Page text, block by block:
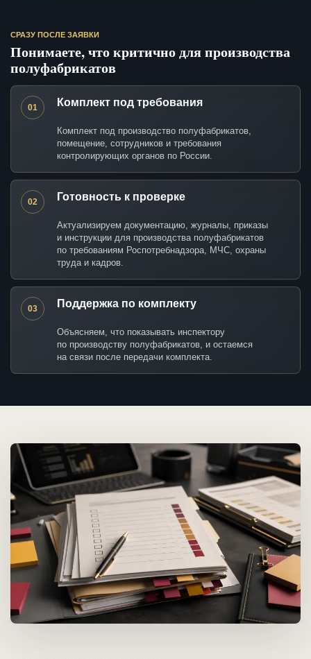
СРАЗУ ПОСЛЕ ЗАЯВКИ
Понимаете, что критично для производства
полуфабрикатов
01 Комплект под требования
Комплект под производство полуфабрикатов,
помещение, сотрудников и требования
контролирующих органов по России.
02 Готовность к проверке
Актуализируем документацию, журналы, приказы
и инструкции для производства полуфабрикатов
по требованиям Роспотребнадзора, МЧС, охраны
труда и кадров.
03 Поддержка по комплекту
Объясняем, что показывать инспектору
по производству полуфабрикатов, и остаемся
на связи после передачи комплекта.